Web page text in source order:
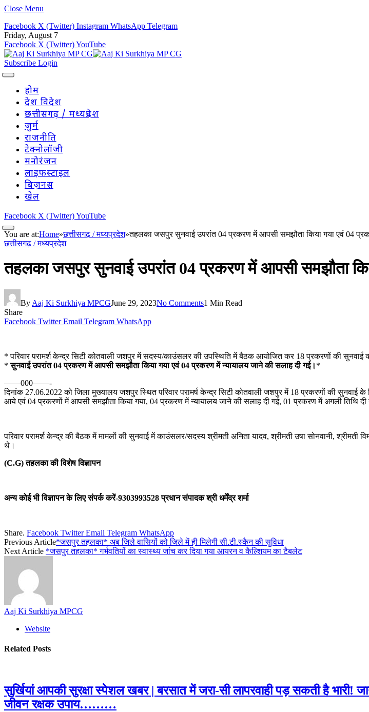
Close Menu
Facebook X (Twitter) Instagram WhatsApp Telegram
Friday, August 7
Facebook X (Twitter)YouTube
Subscribe Login
होम
देश विदेश
छत्तीसगढ़ / मध्यप्रदेश
जुर्म
राजनीति
टेक्नोलॉजी
मनोरंजन
लाइफस्टाइल
बिज़नस
खेल
Facebook X (Twitter)YouTube
You are at:Home»छत्तीसगढ़ / मध्यप्रदेश»तहलका जसपुर सुनवाई उपरांत 04 प्रकरण में आपसी समझौता किया गया एवं 04
छत्तीसगढ़ / मध्यप्रदेश
तहलका जसपुर सुनवाई उपरांत 04 प्रकरण में आपसी समझौता
By Aaj Ki Surkhiya MPCGJune 29, 2023No Comments1 Min Read
Share
Facebook Twitter Email Telegram WhatsApp
* परिवार परामर्श केन्द्र सिटी कोतवाली जशपुर में सदस्य/काउंसलर की उपस्थिति में बैठक आयोजित कर 18 प्रकरणों की सुनवाई
*सुनवाई उपरांत 04 प्रकरण में आपसी समझौता किया गया एवं 04 प्रकरण में न्यायालय जाने की सलाह दी गई। *
——000——-
दिनांक 27.06.2022 को जिला मुख्यालय जशपुर स्थित परिवार परामर्ष केन्द्र सिटी कोतवाली जशपुर में 18 प्रकरणों की
आये एवं 04 प्रकरणों में आपसी समझौता किया गया, 04 प्रकरण में न्यायालय जाने की सलाह दी गई, 01 प्रकरण में अगली तिथि
परिवार परामर्श केन्द्र की बैठक में मामलों की सुनवाई में काउंसलर/सदस्य श्रीमती अनिता यादव, श्रीमती उषा सोनवानी,
थे।
(C.G) तहलका की विशेष विज्ञापन
अन्य कोई भी विज्ञापन के लिए संपर्क करें-9303993528 प्रधान संपादक श्री धर्मेंद्र शर्मा
Share. Facebook Twitter Email Telegram WhatsApp
Previous Article*जसपुर तहलका* अब जिले वासियों को जिले में ही मिलेगी सी.टी.स्कैन की सुविधा
Next Article *जसपुर तहलका* गर्भवतियों का स्वास्थ्य जांच कर दिया गया आयरन व कैल्शियम का टैबलेट
Aaj Ki Surkhiya MPCG
Website
Related Posts
सुर्खियां आपकी सुरक्षा स्पेशल खबर | बरसात में जरा-सी लापरवाही पड़ सकती है भारी!
जीवन रक्षक उपाय………